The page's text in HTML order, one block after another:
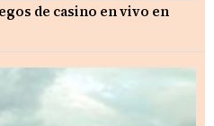
de casino en vivo en